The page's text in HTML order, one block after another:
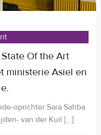
Of the Art
ministerie Asiel en
oprichter Sara Sahba
van der Kuil […]